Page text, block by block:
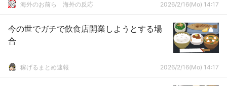
海外のお前ら 海外の反応 2026/2/16(Mo) 14:17
今の世でガチで飲食店開業しようとする場
合
稼げるまとめ速報 2026/2/16(Mo) 14:17